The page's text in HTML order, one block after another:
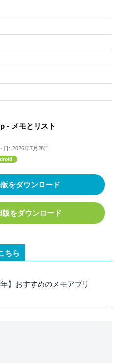
- メモとリスト
日: 2026年7月28日
をダウンロード
をダウンロード
ちら
年】おすすめのメモアプリ